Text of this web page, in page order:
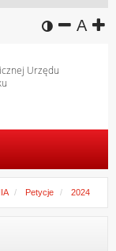
wersja
A
Urzędu
Petycje 2024